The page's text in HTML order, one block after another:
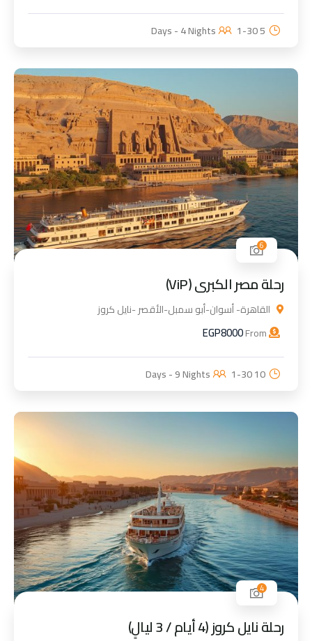
5 Days - 4 Nights
1-30
6
رحلة مصر الكبرى (ViP)
القاهرة- أسوان-أبو سمبل-الأقصر -نايل كروز
EGP8000
10 Days - 9 Nights
1-30
4
رحلة نايل كروز (4 أيام / 3 ليالٍ)